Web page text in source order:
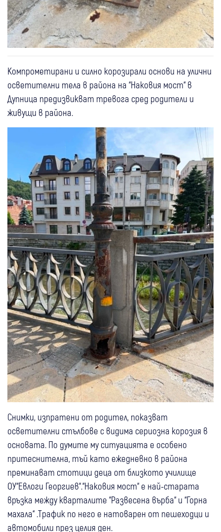
Компрометирани и силно корозирали основи на улични
осветителни тела в района на “Наковия мост“ в
Дупница предизвикват тревога сред родители и
живущи в района.
Снимки, изпратени от родител, показват
осветителни стълбове с видима сериозна корозия в
основата. По думите му ситуацията е особено
притеснителна, тъй като ежедневно в района
преминават стотици деца от близкото училище
ОУ“Евлоги Георгиев“.“Наковия мост“ е най-старата
връзка между кварталите “Развесена върба“ и “Горна
махала“ .Трафик по него е натоварен от пешеходци и
автомобили през целия ден.